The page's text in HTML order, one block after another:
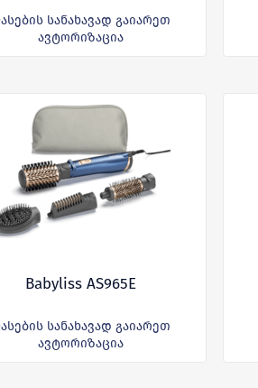
სანახავად გაიარეთ
ავტორიზაცია
Babyliss AS965E
სანახავად გაიარეთ
ავტორიზაცია